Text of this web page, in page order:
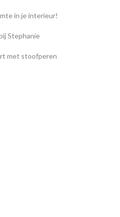
in je interieur!
Stephanie
met stoofperen